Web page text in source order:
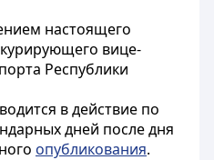
настоящего
вице-
Республики
в действие по
дней после дня
опубликования.